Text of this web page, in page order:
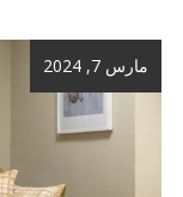
مارس 7, 2024